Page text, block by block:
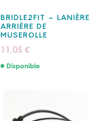
BRIDLE2FIT – LANIÈRE
ARRIÈRE DE
MUSEROLLE
11,05 €
Disponible